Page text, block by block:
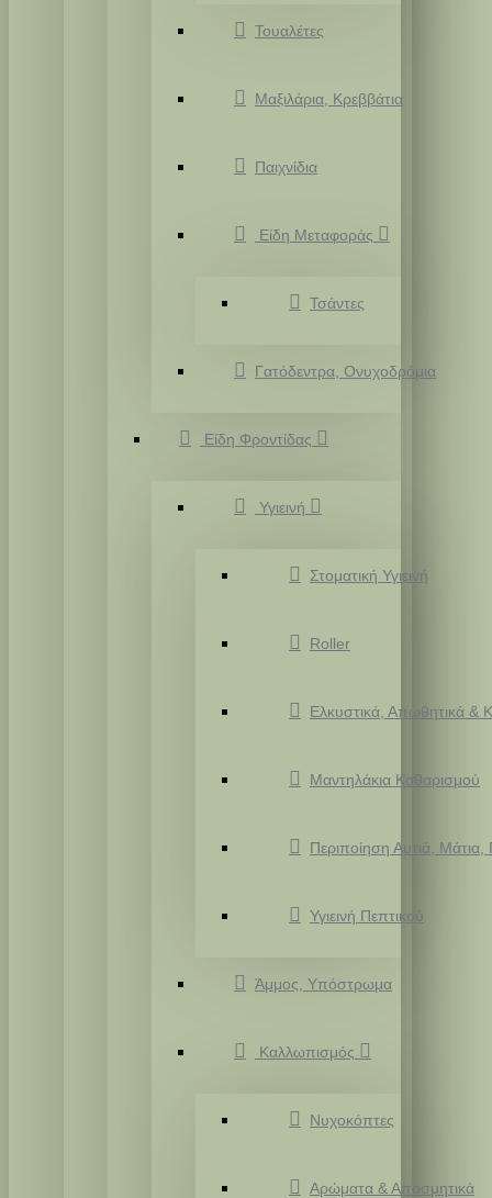
Τουαλέτες
Μαξιλάρια, Κρεββάτια
Παιχνίδια
Είδη Μεταφοράς
Τσάντες
Γατόδεντρα, Ονυχοδρόμια
Είδη Φροντίδας
Υγιεινή
Στοματική Υγιεινή
Roller
Ελκυστικά, Απωθητικά &
Μαντηλάκια Καθαρισμού
Περιποίηση Αυτιά,
Υγιεινή Πεπτικού
Άμμος, Υπόστρωμα
Καλλωπισμός
Νυχοκόπτες
Αρώματα & Αποσμητικά